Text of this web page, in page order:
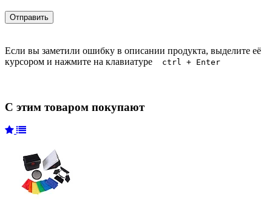
Если вы заметили ошибку в описании продукта, выделите её
курсором и нажмите на клавиатуре
ctrl + Enter
С этим товаром покупают